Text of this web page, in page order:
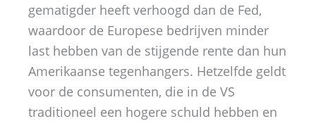
gematigder heeft verhoogd dan de Fed,
waardoor de Europese bedrijven minder
last hebben van de stijgende rente dan hun
Amerikaanse tegenhangers. Hetzelfde geldt
voor de consumenten, die in de VS
traditioneel een hogere schuld hebben en